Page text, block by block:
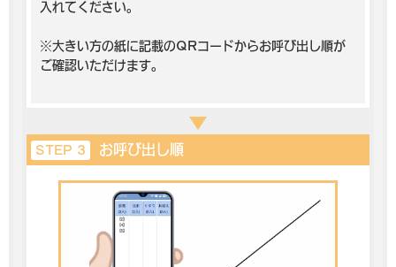
入れてください。
※大きい方の紙に記載のQRコードからお呼び出し順が
ご確認いただけます。
STEP 3 お呼び出し順